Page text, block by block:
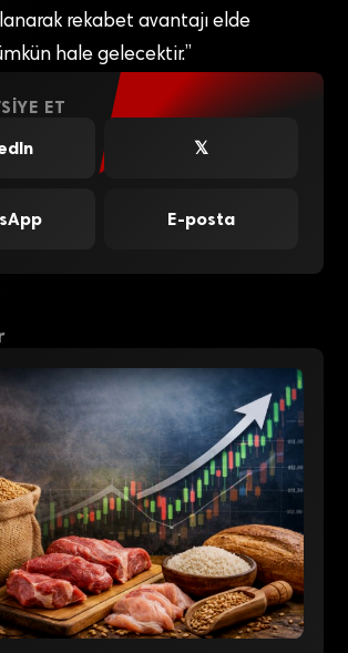
rekabet avantajı elde
hale gelecektir.”
ET
𝕏
E-posta